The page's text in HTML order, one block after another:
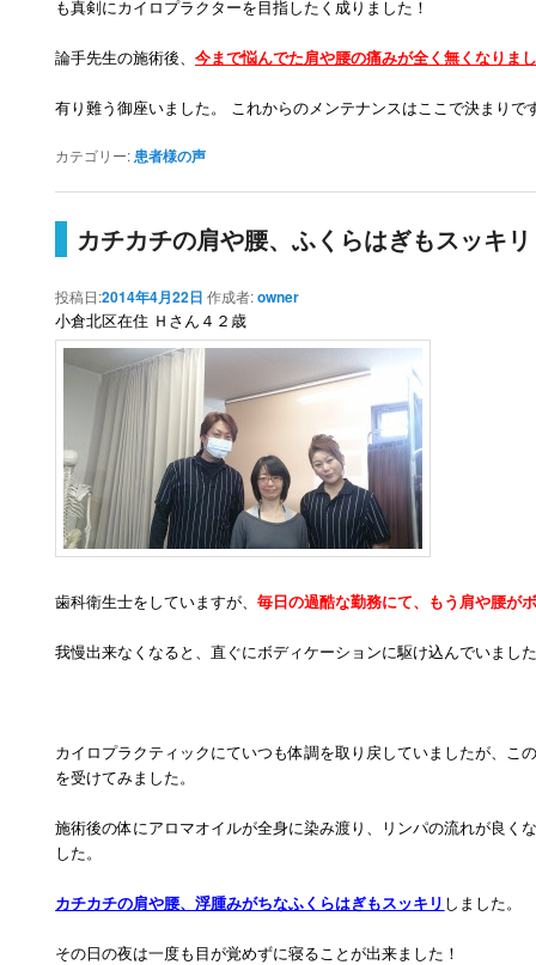
も真剣にカイロプラクターを目指したく成りました！
論手先生の施術後、今まで悩んでた肩や腰の痛みが全く無くなりま
有り難う御座いました。 これからのメンテナンスはここで決まりで
カテゴリー:患者様の声
カチカチの肩や腰、ふくらはぎもスッキリ
投稿日:2014年4月22日 作成者:owner
小倉北区在住 Ｈさん４２歳
歯科衛生士をしていますが、毎日の過酷な勤務にて、もう肩や腰が
我慢出来なくなると、直ぐにボディケーションに駆け込んでいまし
カイロプラクティックにていつも体調を取り戻していましたが、こ
を受けてみました。
施術後の体にアロマオイルが全身に染み渡り、リンパの流れが良く
した。
カチカチの肩や腰、浮腫みがちなふくらはぎもスッキリ しました。
その日の夜は一度も目が覚めずに寝ることが出来ました！